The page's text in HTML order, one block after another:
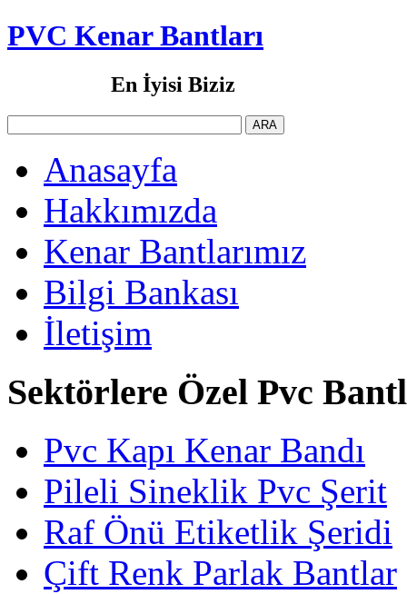
PVC Kenar Bantları
En İyisi Biziz
Anasayfa
Hakkımızda
Kenar Bantlarımız
Bilgi Bankası
İletişim
Sektörlere Özel Pvc
Pvc Kapı Kenar Bandı
Pileli Sineklik Pvc Şerit
Raf Önü Etiketlik Şeridi
Çift Renk Parlak Bantlar